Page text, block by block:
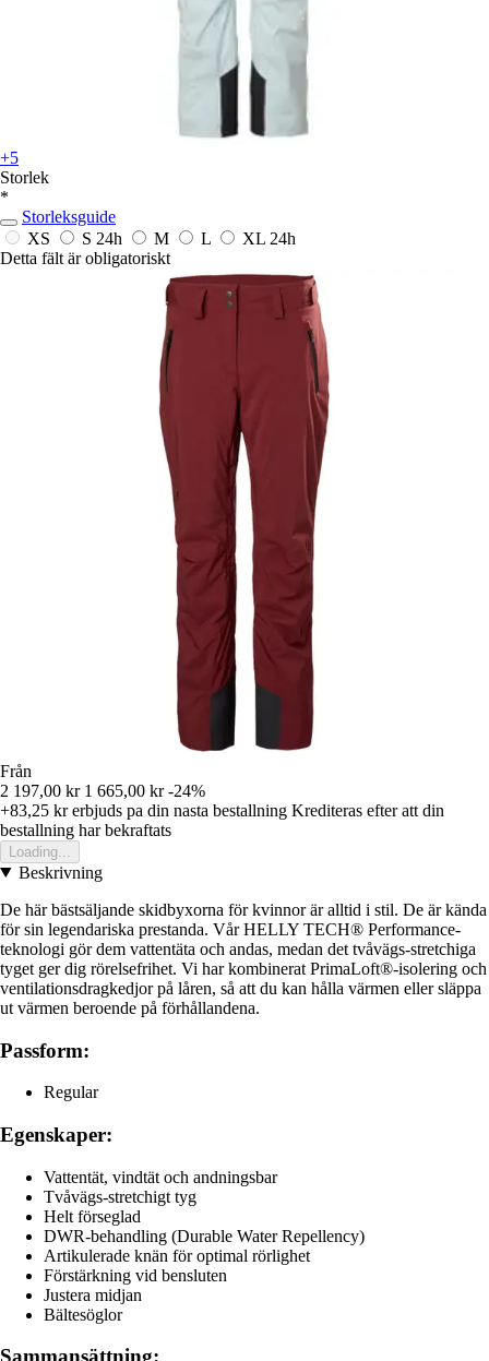
+5
Storlek
*
Storleksguide
XS
S 24h M L XL 24h
Detta fält är obligatoriskt
Från
2 197,00 kr 1 665,00 kr -24%
+83,25 krerbjuds pa din nasta bestallning Krediteras efter att din
bestallning har bekraftats
Loading...
Beskrivning
De här bästsäljande skidbyxorna för kvinnor är alltid i stil. De är kända
för sin legendariska prestanda. Vår HELLY TECH® Performance-
teknologi gör dem vattentäta och andas, medan det tvåvägs-stretchiga
tyget ger dig rörelsefrihet. Vi har kombinerat PrimaLoft®-isolering och
ventilationsdragkedjor på låren, så att du kan hålla värmen eller släppa
ut värmen beroende på förhållandena.
Passform:
Regular
Egenskaper:
Vattentät, vindtät och andningsbar
Tvåvägs-stretchigt tyg
Helt förseglad
DWR-behandling (Durable Water Repellency)
Artikulerade knän för optimal rörlighet
Förstärkning vid bensluten
Justera midjan
Bältesöglor